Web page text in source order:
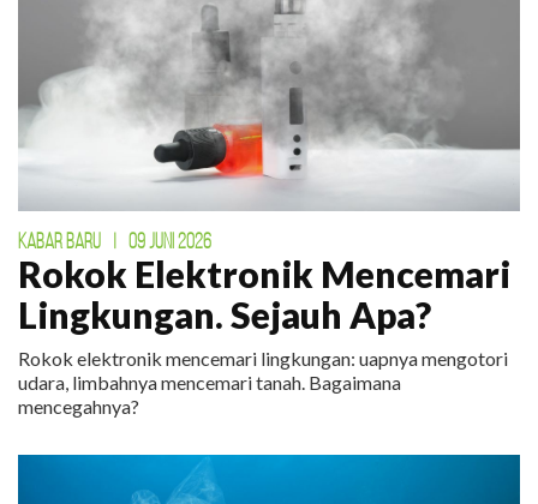
KABAR BARU | 09 JUNI 2026
Rokok Elektronik Mencemari
Lingkungan. Sejauh Apa?
Rokok elektronik mencemari lingkungan: uapnya mengotori
udara, limbahnya mencemari tanah. Bagaimana
mencegahnya?